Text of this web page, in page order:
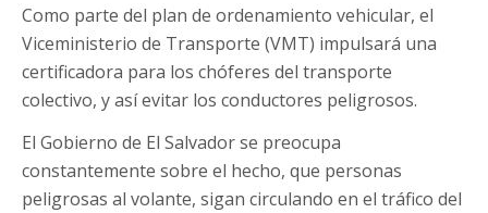
Como parte del plan de ordenamiento vehicular, el
Viceministerio de Transporte (VMT) impulsará una
certificadora para los chóferes del transporte
colectivo, y así evitar los conductores peligrosos.
El Gobierno de El Salvador se preocupa
constantemente sobre el hecho, que personas
peligrosas al volante, sigan circulando en el tráfico del